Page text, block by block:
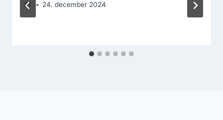
Af 24. december 2024